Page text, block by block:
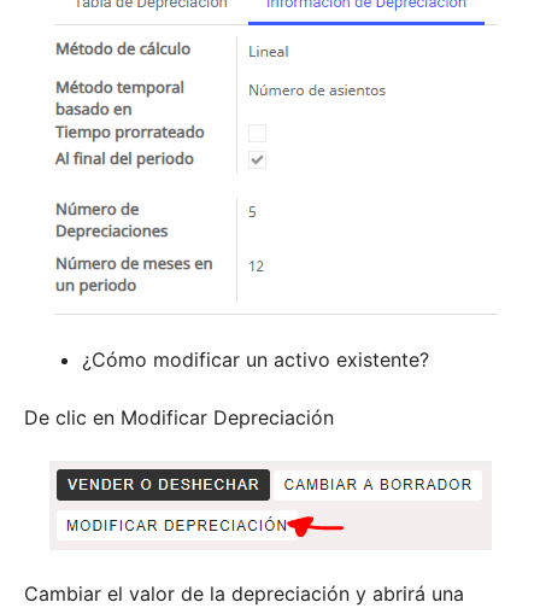
¿Cómo modificar un activo existente?
De clic en Modificar Depreciación
Cambiar el valor de la depreciación y abrirá una